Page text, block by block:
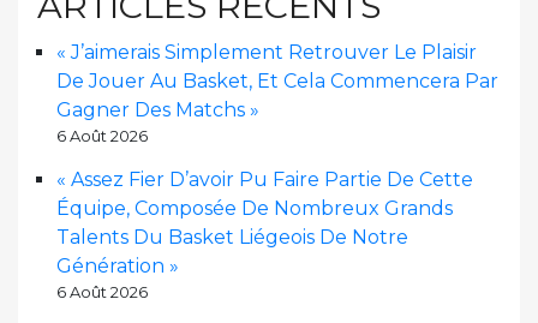
« J’aimerais Simplement Retrouver Le Plaisir
De Jouer Au Basket, Et Cela Commencera Par
Gagner Des Matchs »
6 Août 2026
« Assez Fier D’avoir Pu Faire Partie De Cette
Équipe, Composée De Nombreux Grands
Talents Du Basket Liégeois De Notre
Génération »
6 Août 2026